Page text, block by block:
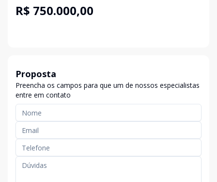
R$ 750.000,00
Proposta
Preencha os campos para que um de nossos especialistas
entre em contato